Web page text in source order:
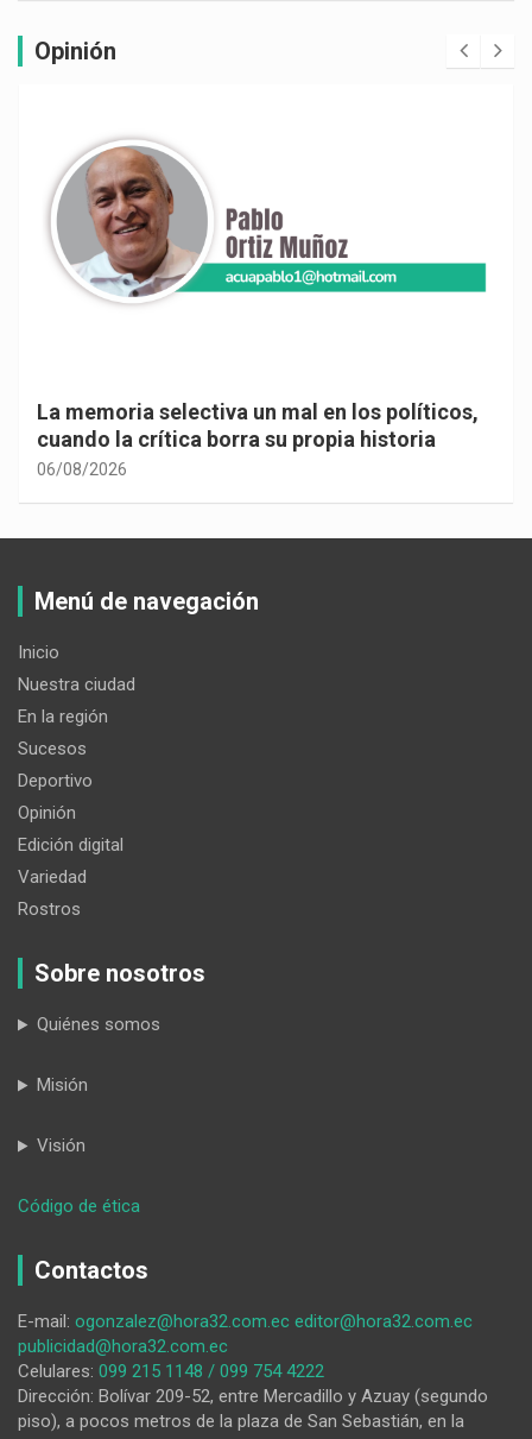
Opinión
La memoria selectiva un mal en los políticos,
cuando la crítica borra su propia historia
06/08/2026
Menú de navegación
Inicio
Nuestra ciudad
En la región
Sucesos
Deportivo
Opinión
Edición digital
Variedad
Rostros
Sobre nosotros
Quiénes somos
Misión
Visión
Código de ética
San
de
Tenta
llega
a
los
Contactos
E-mail: ogonzalez@hora32.com.ec editor@hora32.com.ec
publicidad@hora32.com.ec
Celulares: 099 215 1148 / 099 754 4222
Dirección: Bolívar 209-52, entre Mercadillo y Azuay (segundo
piso), a pocos metros de la plaza de San Sebastián, en la